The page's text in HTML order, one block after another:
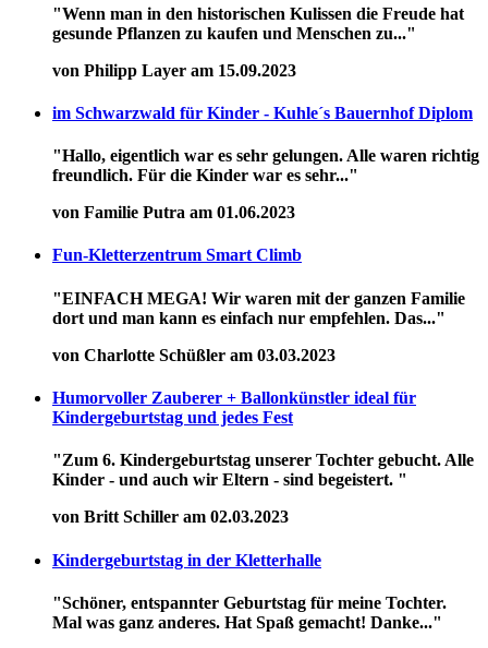
"Wenn man in den historischen Kulissen die Freude hat
gesunde Pflanzen zu kaufen und Menschen zu..."
von Philipp Layer am 15.09.2023
im Schwarzwald für Kinder - Kuhle´s Bauernhof Diplom
"Hallo, eigentlich war es sehr gelungen. Alle waren richtig
freundlich. Für die Kinder war es sehr..."
von Familie Putra am 01.06.2023
Fun-Kletterzentrum Smart Climb
"EINFACH MEGA! Wir waren mit der ganzen Familie
dort und man kann es einfach nur empfehlen. Das..."
von Charlotte Schüßler am 03.03.2023
Humorvoller Zauberer + Ballonkünstler ideal für
Kindergeburtstag und jedes Fest
"Zum 6. Kindergeburtstag unserer Tochter gebucht. Alle
Kinder - und auch wir Eltern - sind begeistert. "
von Britt Schiller am 02.03.2023
Kindergeburtstag in der Kletterhalle
"Schöner, entspannter Geburtstag für meine Tochter.
Mal was ganz anderes. Hat Spaß gemacht! Danke..."